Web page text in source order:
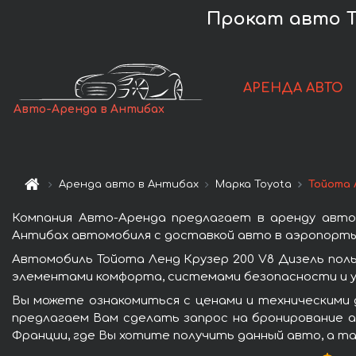
Прокат авто
Авто-Аренда в Антибах
АРЕНДА АВТО
Аренда авто в Антибах Марка Toyota Тойота
Компания Авто-Аренда предлагает в аренду
Антибах автомобиля с доставкой авто в
Автомобиль Тойота Ленд Крузер 200 V8 Дизель
элементами комфорта, системами безопасности и
Вы можете ознакомиться с ценами и
предлагаем Вам сделать запрос на бронирование
Франции, где Вы хотите получить данный авто, а